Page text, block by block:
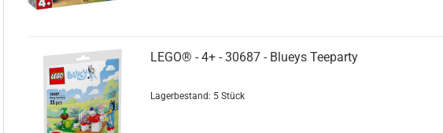
LEGO® - 4+ - 30687 - Blueys Teeparty
Lagerbestand: 5 Stück